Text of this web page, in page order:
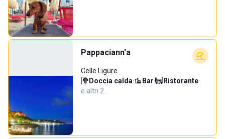
Pappaciann'a
Celle Ligure
Doccia calda· Bar· Ristorante·
e altri 2…